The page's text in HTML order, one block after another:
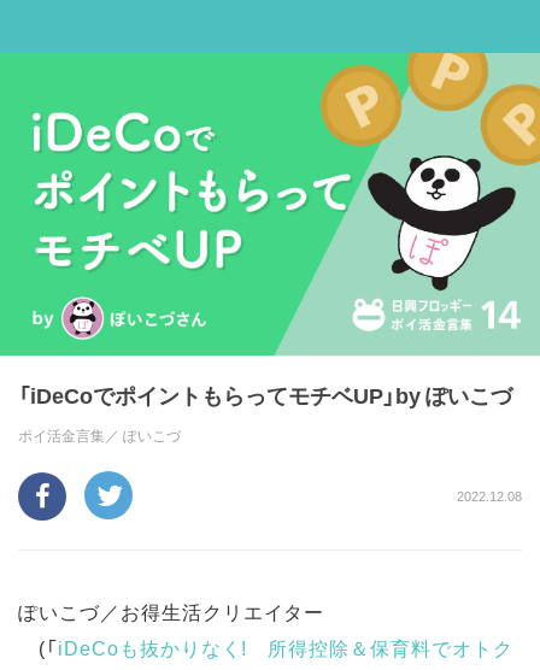
「iDeCoでポイントもらってモチベUP」by ぽいこづ
ポイ活金言集／ ぽいこづ
2022.12.08
ぽいこづ／お得生活クリエイター
(「iDeCoも抜かりなく! 所得控除＆保育料でオトク